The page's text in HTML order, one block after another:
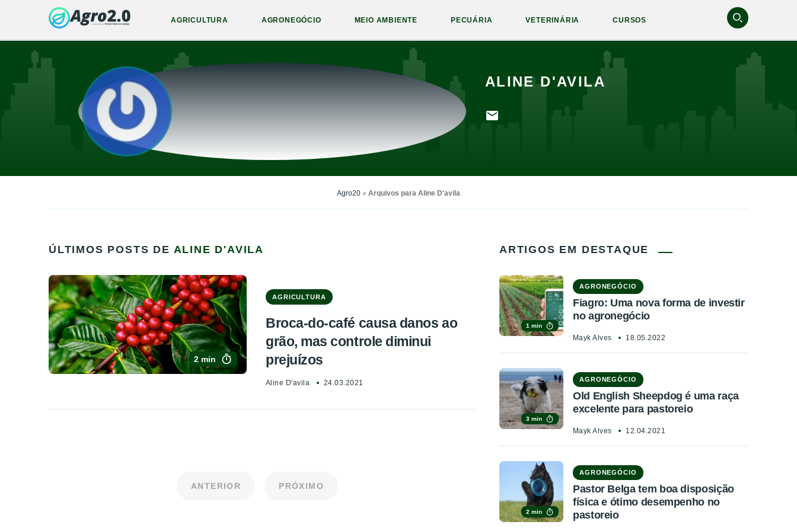
AGRICULTURA AGRONEGÓCIO MEIO AMBIENTE PECUÁRIA VETERINÁRIA CURSOS
ALINE D'AVILA
Agro20 » Arquivos para Aline D'avila
ÚLTIMOS POSTS DE ALINE D'AVILA
2 min
AGRICULTURA
Broca-do-café causa danos ao
grão, mas controle diminui
prejuízos
Aline D'avila 24.03.2021
ANTERIOR PRÓXIMO
ARTIGOS EM DESTAQUE
1 min
AGRONEGÓCIO
Fiagro: Uma nova forma de investir
no agronegócio
Mayk Alves 18.05.2022
3 min
AGRONEGÓCIO
Old English Sheepdog é uma raça
excelente para pastoreio
Mayk Alves 12.04.2021
2 min
AGRONEGÓCIO
Pastor Belga tem boa disposição
física e ótimo desempenho no
pastoreio